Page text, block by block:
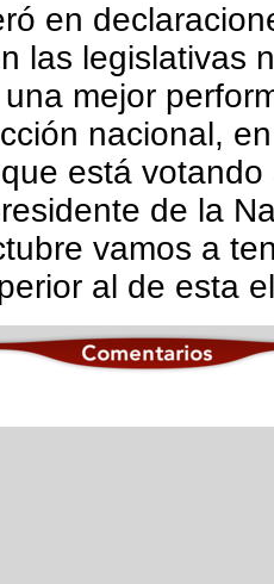
en
las legislativas
mejor
nacional,
está
de la
vamos a
al de esta